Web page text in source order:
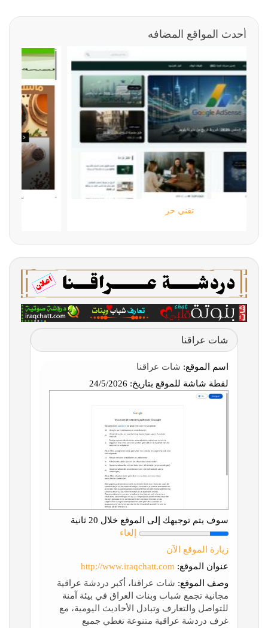
أحدث المواقع المضافه
شات عراقنا
اسم الموقع: شات عراقنا
لقطة شاشة للموقع بتاريخ:
سوف يتم توجيهك إلى الموقع خلال 20 ثانية
إلغاء
زيارة الموقع الآن
عنوان الموقع: http://www.iraqchatt.com
وصف الموقع: شات عراقنا، أكبر دردشة عراقية
مجانية تجمع شباب وبنات العراق في بيئة آمنة
للتواصل والتعارف وتبادل الأحاديث اليومية، مع
غرف دردشة عراقية متنوعة تغطي جميع